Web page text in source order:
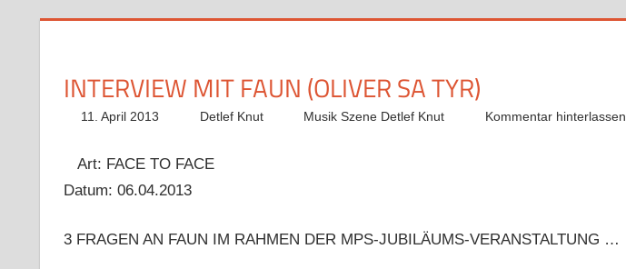
INTERVIEW MIT FAUN (OLIVER SA TYR)
11. April 2013 Detlef Knut Musik Szene Detlef Knut Kommentar hinterlassen
Art: FACE TO FACE
Datum: 06.04.2013
3 FRAGEN AN FAUN IM RAHMEN DER MPS-JUBILÄUMS-VERANSTALTUNG …